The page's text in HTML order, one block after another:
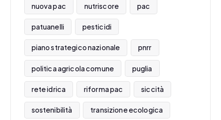
nuova pac nutriscore pac
patuanelli pesticidi
piano strategico nazionale pnrr
politica agricola comune puglia
rete idrica riforma pac siccità
sostenibilità transizione ecologica